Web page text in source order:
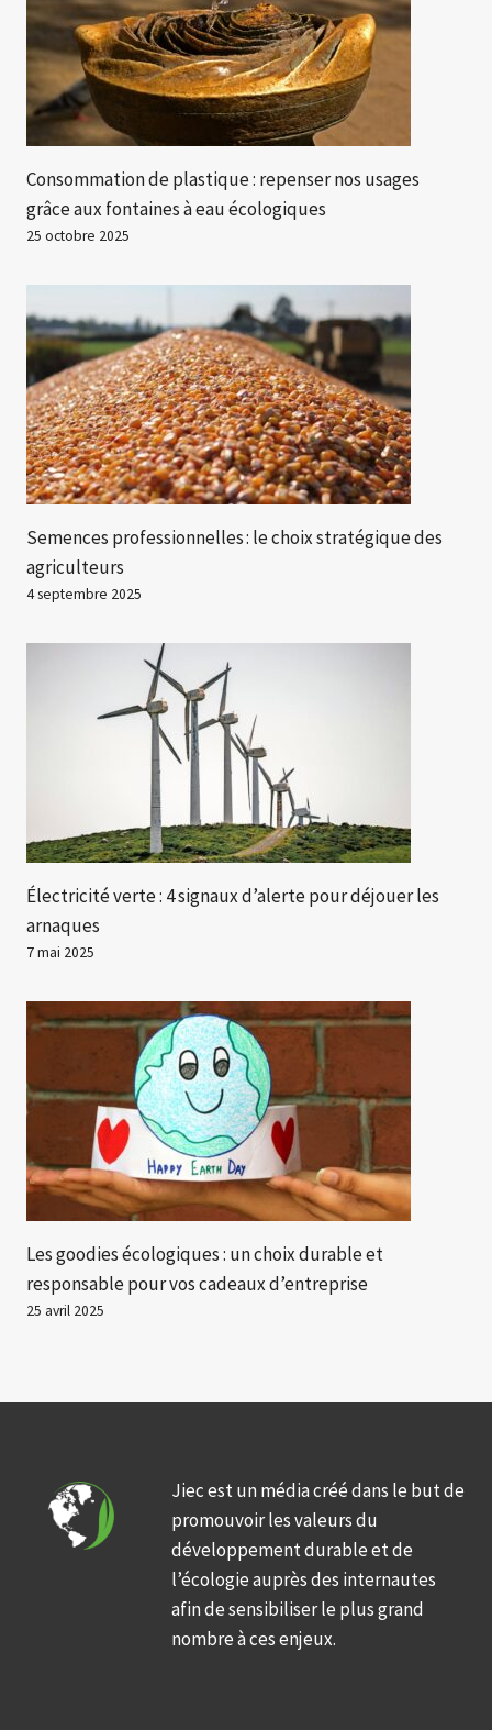
Consommation de plastique : repenser nos usages
grâce aux fontaines à eau écologiques
25 octobre 2025
Semences professionnelles : le choix stratégique des
agriculteurs
4 septembre 2025
Électricité verte : 4 signaux d’alerte pour déjouer les
arnaques
7 mai 2025
Les goodies écologiques : un choix durable et
responsable pour vos cadeaux d’entreprise
25 avril 2025
Jiec est un média créé dans le but de
promouvoir les valeurs du
développement durable et de
l’écologie auprès des internautes
afin de sensibiliser le plus grand
nombre à ces enjeux.